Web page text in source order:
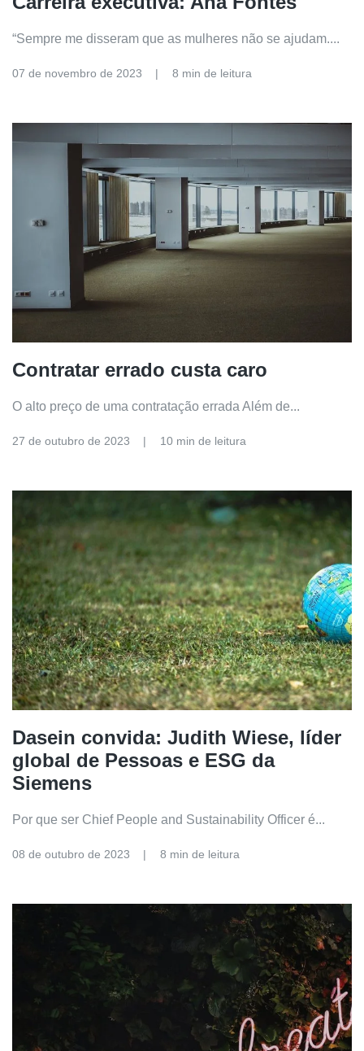
“Sempre me disseram que as mulheres não se ajudam....
07 de novembro de 2023 8 min de leitura
Contratar errado custa caro
O alto preço de uma contratação errada Além de...
27 de outubro de 2023 10 min de leitura
Dasein convida: Judith Wiese, líder
global de Pessoas e ESG da
Siemens
Por que ser Chief People and Sustainability Officer é...
08 de outubro de 2023 8 min de leitura